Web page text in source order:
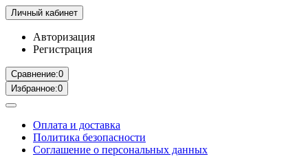
Личный кабинет
Авторизация
Регистрация
Сравнение:0
Избранное:0
Оплата и доставка
Политика безопасности
Соглашение о персональных данных